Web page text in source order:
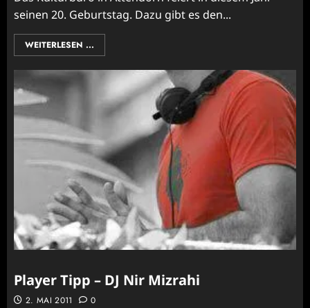
seinen 20. Geburtstag. Dazu gibt es den...
WEITERLESEN ...
Player Tipp – DJ Nir Mizrahi
2. MAI 2011 0